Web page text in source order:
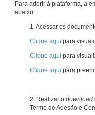
Para aderir à plataforma, a
abaixo:
1. Acessar os
Clique aqui para
Clique aqui para
Clique aqui para
2. Realizar o download
Termo de Adesão e